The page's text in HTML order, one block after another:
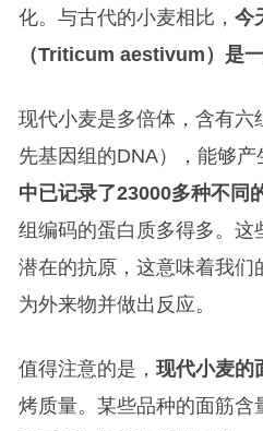
化。与古代的小麦相比， 今
（Triticum aestivum）是一
现代小麦是多倍体，含有六
先基因组的DNA），能够
中已记录了23000多种不同
组编码的蛋白质多得多。这
潜在的抗原，这意味着我们
为外来物并做出反应。
值得注意的是， 现代小麦的
烤质量。某些品种的面筋含